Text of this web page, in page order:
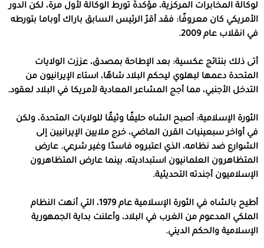
لوكالة المخابرات المركزية، مؤكدةً تورط الوكالة لأول مرة، لكن الدور
الأمريكي كان معروفًا: فقد أقرّ الرئيس السابق باراك أوباما بتورطه
في انقلاب عام 2009.
أتى ذلك بنتائج عكسية: بعد الإطاحة بمصدق، عززت الولايات
المتحدة دعمها لبهلوي ليحكم البلاد شاهًا، استاء الإيرانيون من
التدخل الأجنبي، مما أجج المشاعر المعادية لأمريكا في البلاد لعقود.
الثورة الإسلامية: أصبح الشاه حليفًا وثيقًا للولايات المتحدة، ولكن
في أواخر سبعينيات القرن الماضي، خرج ملايين الإيرانيين إلى
الشوارع ضد نظامه، الذي اعتبروه فاسدًا وغير شرعي. عارض
المتظاهرون العلمانيون استبداديته، بينما عارض المتظاهرون
الإسلاميون أجندته التحديثية.
أطيح بالشاه في الثورة الإسلامية عام 1979، التي أنهت النظام
الملكي المدعوم من الغرب في البلاد، وأعلنت بداية الجمهورية
الإسلامية والحكم الديني.